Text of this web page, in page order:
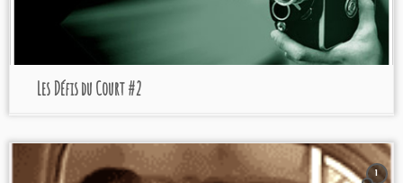
Les Défis du Court #2
1